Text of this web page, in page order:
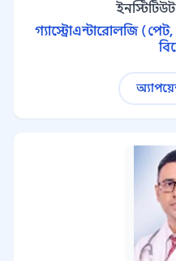
গ্যাস্ট্রোএন্টারোলজি